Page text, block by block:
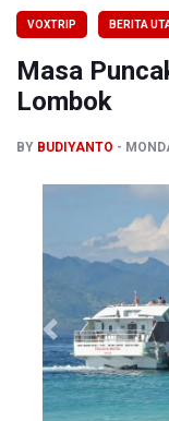
Ramai di
VOXTRIP BERITA
Masa
Lombok
BY BUDIYANTO
Previous